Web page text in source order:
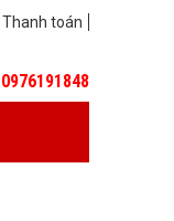
Thanh toán